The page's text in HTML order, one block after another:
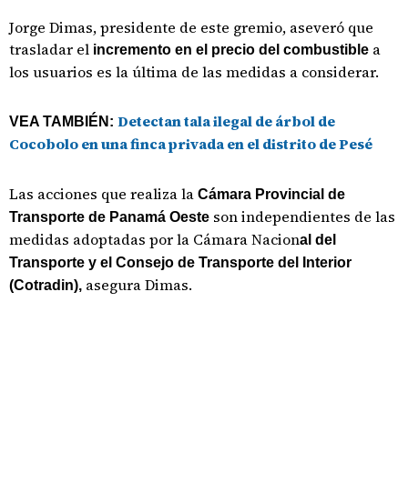
Jorge Dimas, presidente de este gremio, aseveró que
trasladar el incremento en el precio del combustible a
los usuarios es la última de las medidas a considerar.
VEA TAMBIÉN: Detectan tala ilegal de árbol de
Cocobolo en una finca privada en el distrito de Pesé
Las acciones que realiza la Cámara Provincial de
Transporte de Panamá Oeste son independientes de las
medidas adoptadas por la Cámara Nacional del
Transporte y el Consejo de Transporte del Interior
(Cotradin), asegura Dimas.